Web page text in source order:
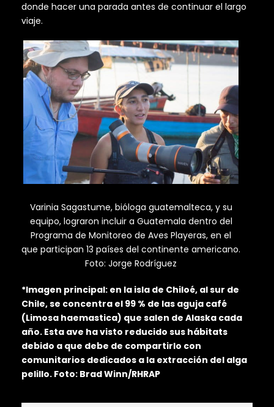
donde hacer una parada antes de continuar el largo
viaje.
Varinia Sagastume, bióloga guatemalteca, y su
equipo, lograron incluir a Guatemala dentro del
Programa de Monitoreo de Aves Playeras, en el
que participan 13 países del continente americano.
Foto: Jorge Rodríguez
*Imagen principal: en la isla de Chiloé, al sur de
Chile, se concentra el 99 % de las aguja café
(Limosa haemastica) que salen de Alaska cada
año. Esta ave ha visto reducido sus hábitats
debido a que debe de compartirlo con
comunitarios dedicados a la extracción del alga
pelillo. Foto: Brad Winn/RHRAP